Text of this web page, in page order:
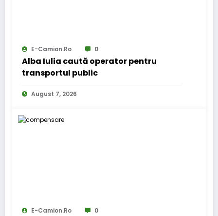
E-Camion.ro 0
Alba Iulia caută operator pentru
transportul public
August 7, 2026
E-Camion.ro 0